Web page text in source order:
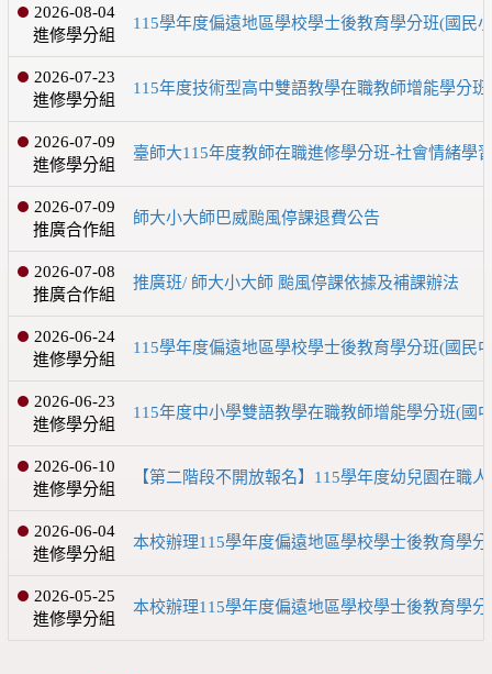
2026-08-04
進修學分組
115學年度偏遠地區學校學士後教育學分班(國民
2026-07-23
進修學分組
115年度技術型高中雙語教學在職教師增能學分
2026-07-09
進修學分組
臺師大115年度教師在職進修學分班-社會情緒學
2026-07-09
推廣合作組
師大小大師巴威颱風停課退費公告
2026-07-08
推廣合作組
推廣班/ 師大小大師 颱風停課依據及補課辦法
2026-06-24
進修學分組
115學年度偏遠地區學校學士後教育學分班(國民
2026-06-23
進修學分組
115年度中小學雙語教學在職教師增能學分班(國
2026-06-10
進修學分組
【第二階段不開放報名】115學年度幼兒園在職
2026-06-04
進修學分組
本校辦理115學年度偏遠地區學校學士後教育學
2026-05-25
進修學分組
本校辦理115學年度偏遠地區學校學士後教育學